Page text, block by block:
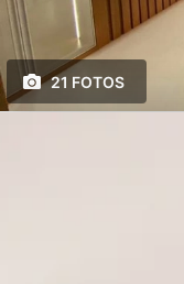
21 FOTOS